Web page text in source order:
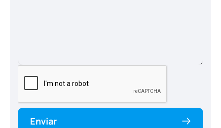
Enviar